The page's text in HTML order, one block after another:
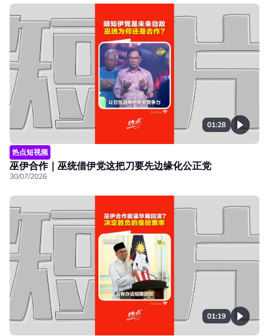
01:28
热点短视频
巫伊合作｜巫统借伊党这把刀要先边缘化公正党
30/07/2026
01:19